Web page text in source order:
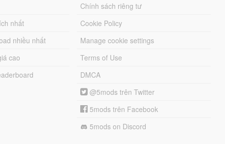
nhất
nhiều nhất
cao
Chính sách riêng tư
Cookie Policy
Manage cookie settings
Terms of Use
DMCA
@5mods trên Twitter
5mods trên Facebook
5mods on Discord